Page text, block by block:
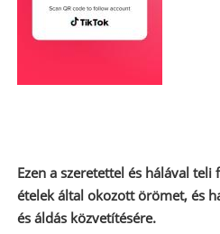
Ezen a szeretettel és hálával teli
ételek által okozott örömet, és
és áldás közvetítésére.